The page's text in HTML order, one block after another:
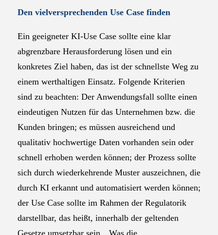
Den vielversprechenden Use Case finden
Ein geeigneter KI-Use Case sollte eine klar
abgrenzbare Herausforderung lösen und ein
konkretes Ziel haben, das ist der schnellste Weg zu
einem werthaltigen Einsatz. Folgende Kriterien
sind zu beachten: Der Anwendungsfall sollte einen
eindeutigen Nutzen für das Unternehmen bzw. die
Kunden bringen; es müssen ausreichend und
qualitativ hochwertige Daten vorhanden sein oder
schnell erhoben werden können; der Prozess sollte
sich durch wiederkehrende Muster auszeichnen, die
durch KI erkannt und automatisiert werden können;
der Use Case sollte im Rahmen der Regulatorik
darstellbar, das heißt, innerhalb der geltenden
Gesetze umsetzbar sein. „Was die